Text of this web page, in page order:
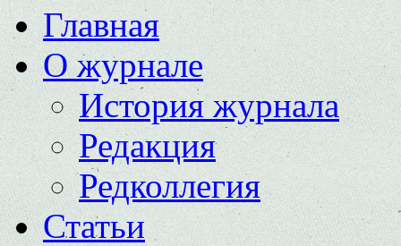
Главная
О журнале
История журнала
Редакция
Редколлегия
Статьи